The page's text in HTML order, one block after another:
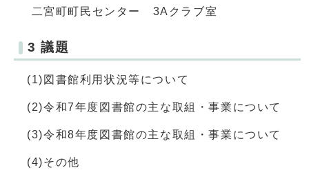
二宮町町民センター 3Aクラブ室
3 議題
(1)図書館利用状況等について
(2)令和7年度図書館の主な取組・事業について
(3)令和8年度図書館の主な取組・事業について
(4)その他